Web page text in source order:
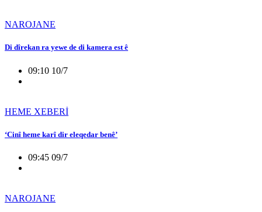
NAROJANE
Di dîrekan ra yewe de di kamera est ê
09:10 10/7
HEME XEBERİ
‘Cinî heme karî dir eleqedar benê’
09:45 09/7
NAROJANE